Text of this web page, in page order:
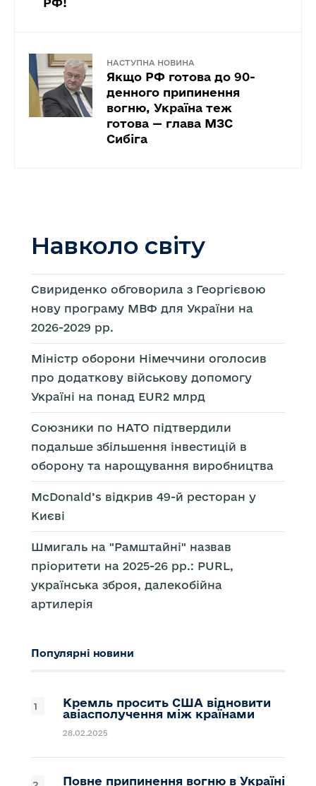
РФ!
НАСТУПНА НОВИНА
Якщо РФ готова до 90-
денного припинення
вогню, Україна теж
готова — глава МЗС
Сибіга
Навколо світу
Свириденко обговорила з Георгієвою
нову програму МВФ для України на
2026-2029 рр.
Міністр оборони Німеччини оголосив
про додаткову військову допомогу
Україні на понад EUR2 млрд
Союзники по НАТО підтвердили
подальше збільшення інвестицій в
оборону та нарощування виробництва
McDonald’s відкрив 49-й ресторан у
Києві
Шмигаль на "Рамштайні" назвав
пріоритети на 2025-26 рр.: PURL,
українська зброя, далекобійна
артилерія
Популярні новини
Кремль просить США відновити
авіасполучення між країнами
28.02.2025
Повне припинення вогню в Україні